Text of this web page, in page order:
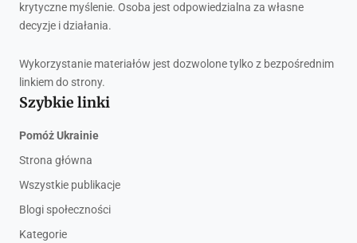
krytyczne myślenie. Osoba jest odpowiedzialna za własne
decyzje i działania.
Wykorzystanie materiałów jest dozwolone tylko z bezpośrednim
linkiem do strony.
Szybkie linki
Pomóż Ukrainie
Strona główna
Wszystkie publikacje
Blogi społeczności
Kategorie